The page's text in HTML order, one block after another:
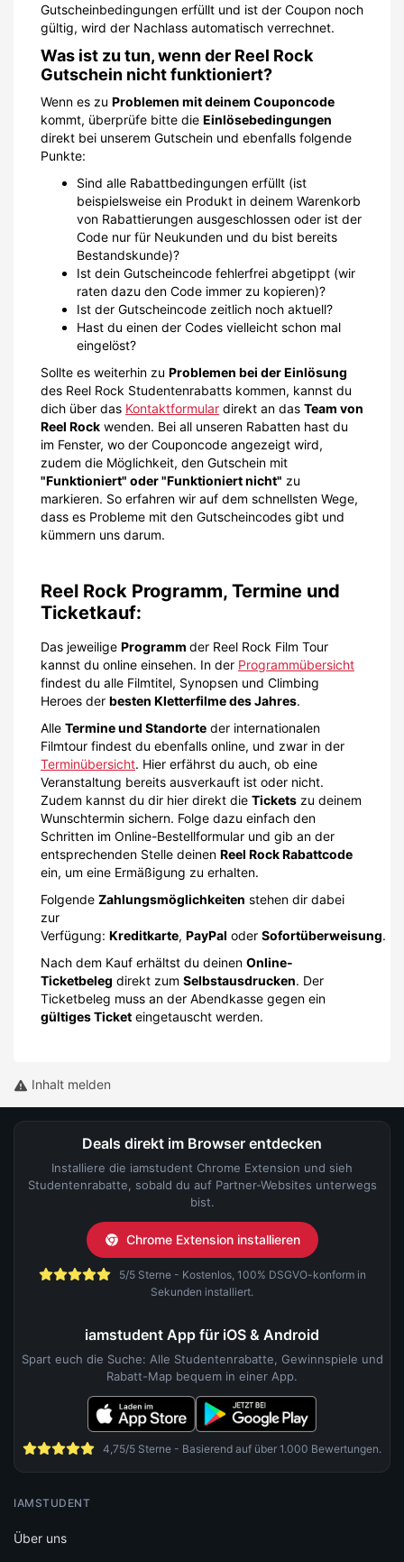
Gutscheinbedingungen erfüllt und ist der Coupon noch
gültig, wird der Nachlass automatisch verrechnet.
Was ist zu tun, wenn der Reel Rock
Gutschein nicht funktioniert?
Wenn es zu Problemen mit deinem Couponcode
kommt, überprüfe bitte die Einlösebedingungen
direkt bei unserem Gutschein und ebenfalls folgende
Punkte:
Sind alle Rabattbedingungen erfüllt (ist
beispielsweise ein Produkt in deinem Warenkorb
von Rabattierungen ausgeschlossen oder ist der
Code nur für Neukunden und du bist bereits
Bestandskunde)?
Ist dein Gutscheincode fehlerfrei abgetippt (wir
raten dazu den Code immer zu kopieren)?
Ist der Gutscheincode zeitlich noch aktuell?
Hast du einen der Codes vielleicht schon mal
eingelöst?
Sollte es weiterhin zu Problemen bei der Einlösung
des Reel Rock Studentenrabatts kommen, kannst du
dich über das Kontaktformular direkt an das Team von
Reel Rock wenden. Bei all unseren Rabatten hast du
im Fenster, wo der Couponcode angezeigt wird,
zudem die Möglichkeit, den Gutschein mit
"Funktioniert" oder "Funktioniert nicht" zu
markieren. So erfahren wir auf dem schnellsten Wege,
dass es Probleme mit den Gutscheincodes gibt und
kümmern uns darum.
Reel Rock Programm, Termine und
Ticketkauf:
Das jeweilige Programm der Reel Rock Film Tour
kannst du online einsehen. In der Programmübersicht
findest du alle Filmtitel, Synopsen und Climbing
Heroes der besten Kletterfilme des Jahres.
Alle Termine und Standorte der internationalen
Filmtour findest du ebenfalls online, und zwar in der
Terminübersicht. Hier erfährst du auch, ob eine
Veranstaltung bereits ausverkauft ist oder nicht.
Zudem kannst du dir hier direkt die Tickets zu deinem
Wunschtermin sichern. Folge dazu einfach den
Schritten im Online-Bestellformular und gib an der
entsprechenden Stelle deinen Reel Rock Rabattcode
ein, um eine Ermäßigung zu erhalten.
Folgende Zahlungsmöglichkeiten stehen dir dabei
zur
Verfügung: Kreditkarte, PayPal oder Sofortüberweisung.
Nach dem Kauf erhältst du deinen Online-
Ticketbeleg direkt zum Selbstausdrucken. Der
Ticketbeleg muss an der Abendkasse gegen ein
gültiges Ticket eingetauscht werden.
Inhalt melden
Deals direkt im Browser entdecken
Installiere die iamstudent Chrome Extension und sieh
Studentenrabatte, sobald du auf Partner-Websites unterwegs
bist.
Chrome Extension installieren
5/5 Sterne - Kostenlos, 100% DSGVO-konform in
Sekunden installiert.
iamstudent App für iOS & Android
Spart euch die Suche: Alle Studentenrabatte, Gewinnspiele und
Rabatt-Map bequem in einer App.
4,75/5 Sterne - Basierend auf über 1.000 Bewertungen.
IAMSTUDENT
Über uns